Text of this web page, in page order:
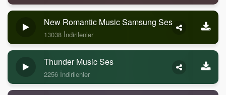
New Romantic Music Samsung Ses
13038 İndirilenler
Thunder Music Ses
2256 İndirilenler